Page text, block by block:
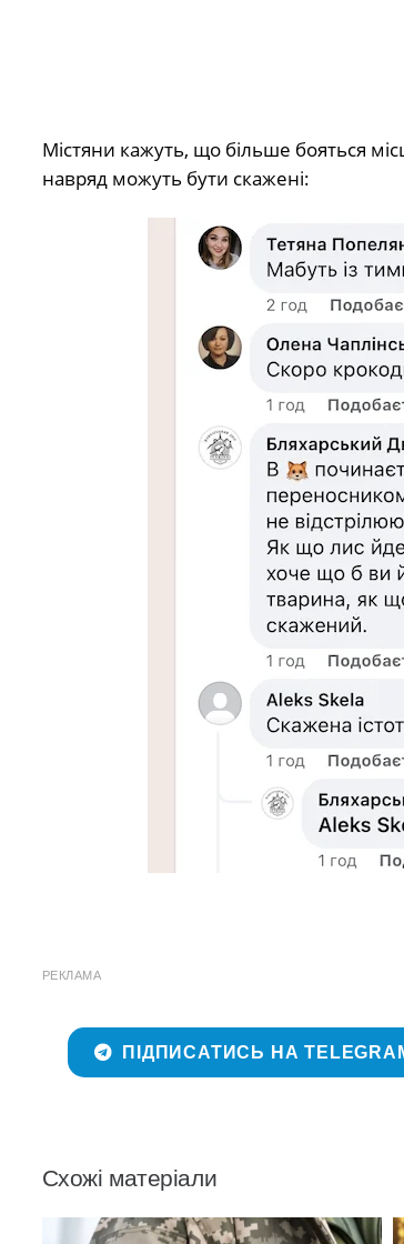
Містяни кажуть, що більше бояться
навряд можуть бути скажені:
РЕКЛАМА
ПІДПИСАТИСЬ НА
Схожі матеріали